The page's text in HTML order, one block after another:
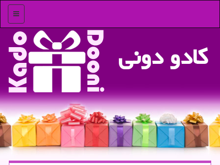
منو
كادو دونی